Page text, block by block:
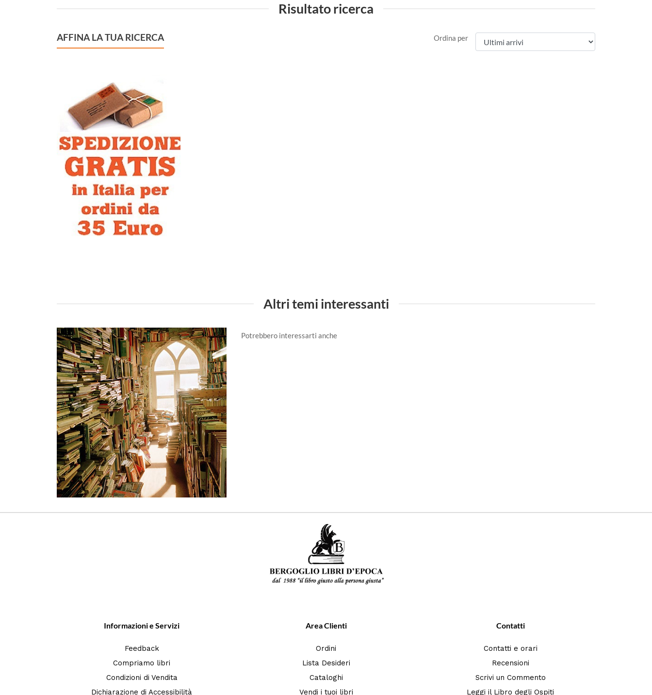
Risultato ricerca
AFFINA LA TUA RICERCA Ordina per
Altri temi interessanti
Potrebbero interessarti anche
Informazioni e Servizi
Feedback
Compriamo libri
Condizioni di Vendita
Dichiarazione di Accessibilità
Area Clienti
Ordini
Lista Desideri
Cataloghi
Vendi i tuoi libri
Contatti
Contatti e orari
Recensioni
Scrivi un Commento
Leggi il Libro degli Ospiti